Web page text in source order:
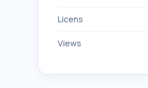
Licens
Views